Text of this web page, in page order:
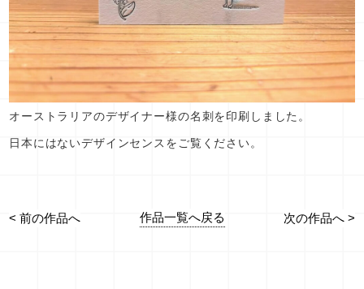
オーストラリアのデザイナー様の名刺を印刷しました。
日本にはないデザインセンスをご覧ください。
< 前の作品へ 作品一覧へ戻る 次の作品へ >